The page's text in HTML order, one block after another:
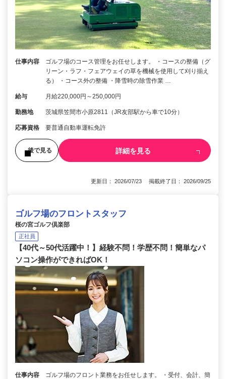
仕事内容
ゴルフ場のコース管理をお任せします。 ・コースの整備（グ
リーン・ラフ・フェアウェイの草を機械を使用して刈り揃え
る） ・コース外の整備 ・降雪時の除雪作業 …
給与 月給220,000円～250,000円
勤務地 茨城県笠間市小原2811（JR友部駅から車で10分）
応募資格 要普通自動車運転免許
後で見る 詳細を見る
更新日： 2026/07/23 掲載終了日： 2026/09/25
ゴルフ場のフロントスタッフ
桜の宮ゴルフ倶楽部
正社員
【40代～50代活躍中！】経験不問！学歴不問！簡単なパ
ソコン操作ができればOK！
仕事内容
ゴルフ場のフロント業務をお任せします。 ・受付、会計、簡